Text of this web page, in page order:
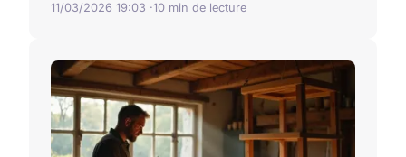
11/03/2026 19:03 10 min de lecture